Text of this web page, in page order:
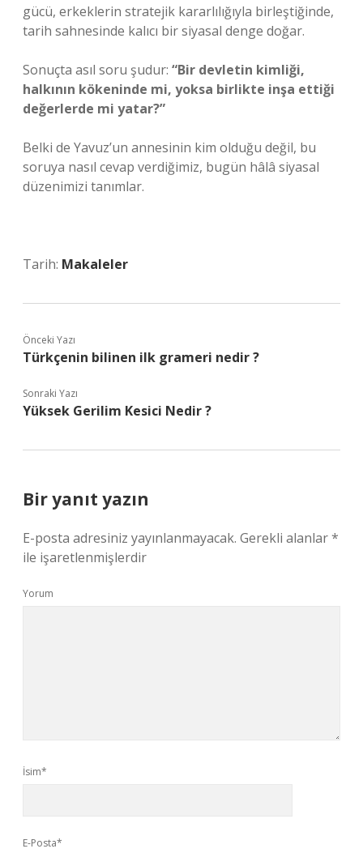
gücü, erkeklerin stratejik kararlılığıyla birleştiğinde,
tarih sahnesinde kalıcı bir siyasal denge doğar.
Sonuçta asıl soru şudur: “Bir devletin kimliği,
halkının kökeninde mi, yoksa birlikte inşa ettiği
değerlerde mi yatar?”
Belki de Yavuz’un annesinin kim olduğu değil, bu
soruya nasıl cevap verdiğimiz, bugün hâlâ siyasal
düzenimizi tanımlar.
Tarih: Makaleler
Önceki Yazı
Türkçenin bilinen ilk grameri nedir ?
Sonraki Yazı
Yüksek Gerilim Kesici Nedir ?
Bir yanıt yazın
E-posta adresiniz yayınlanmayacak. Gerekli alanlar*
ile işaretlenmişlerdir
Yorum
İsim*
E-Posta*